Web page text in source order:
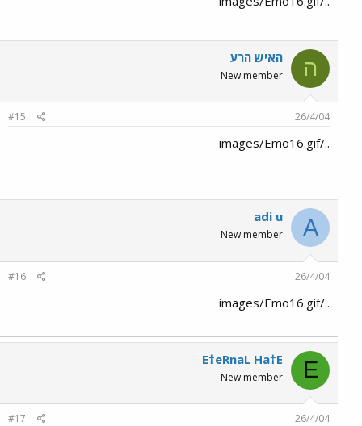
ה האיש הרע
New member
26/4/04
#15
../images/Emo16.gif
A
adi u
New member
26/4/04
#16
../images/Emo16.gif
E
E†eRnaL Ha†E
New member
26/4/04
#17